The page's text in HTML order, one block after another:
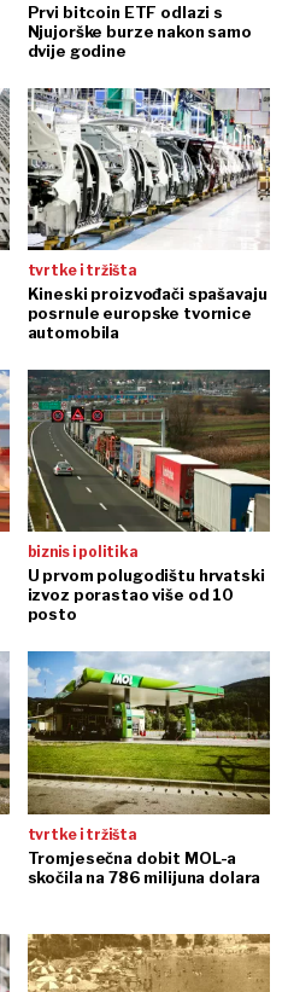
Prvi bitcoin ETF odlazi s
Njujorške burze nakon samo
dvije godine
tvrtke i tržišta
Kineski proizvođači spašavaju
posrnule europske tvornice
automobila
biznis i politika
U prvom polugodištu hrvatski
izvoz porastao više od 10
posto
tvrtke i tržišta
Tromjesečna dobit MOL-a
skočila na 786 milijuna dolara